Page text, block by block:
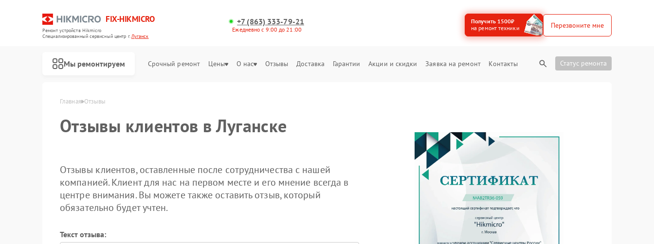
FIX-HIKMICRO
Ремонт устройств Hikmicro
Специализированный cервисный центр г.Луганск
+7 (863) 333-79-21
Ежедневно с 9:00 до 21:00
Получить 1500₽
на ремонт техники
Перезвоните мне
Мы ремонтируем Срочный ремонт Цены О нас Отзывы Доставка Гарантии Акции и скидки Заявка на ремонт Контакты Статус ремонта
Главная Отзывы
Отзывы клиентов в Луганске
Отзывы клиентов, оставленные после сотрудничества с нашей
компанией. Клиент для нас на первом месте и его мнение всегда в
центре внимания. Вы можете также оставить отзыв, который
обязательно будет учтен.
Текст отзыва: